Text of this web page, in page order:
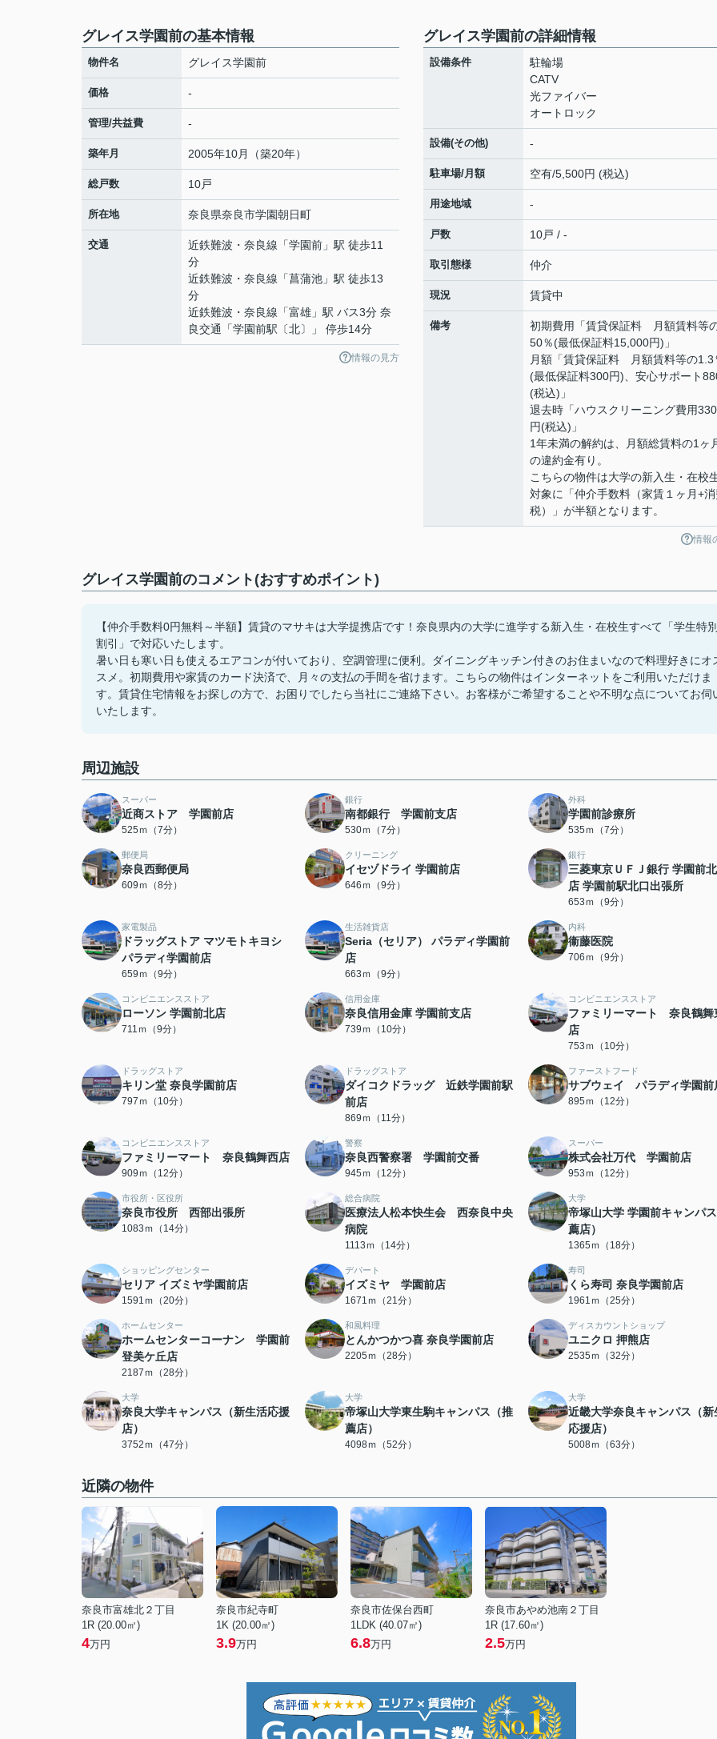
グレイス学園前の基本情報
物件名 グレイス学園前
価格 -
管理/共益費 -
築年月 2005年10月（築20年）
総戸数 10戸
所在地 奈良県奈良市学園朝日町
交通 近鉄難波・奈良線 「学園前 」駅 徒歩11
分
近鉄難波・奈良線 「菖蒲池 」駅 徒歩13
分
近鉄難波・奈良線 「富雄 」駅 バス3分 奈
良交通「学園前駅〔北〕」 停歩14分
情報の見方
グレイス学園前の詳細情報
設備条件
駐輪場
CATV
光ファイバー
オートロック
設備(その他) -
駐車場/月額 空有/5,500円 (税込)
用途地域 -
戸数 10戸 / -
取引態様 仲介
現況 賃貸中
備考
初期費用「賃貸保証料 月額賃料等
50％(最低保証料15,000円)」
月額「賃貸保証料 月額賃料等の1.3
(最低保証料300円)、安心サポート
(税込)」
退去時「ハウスクリーニング費用
円(税込)」
1年未満の解約は、月額総賃料の1ヶ
の違約金有り。
こちらの物件は大学の新入生・在校
対象に「仲介手数料（家賃１ヶ月+
税）」が半額となります。
情報
グレイス学園前のコメント(おすすめポイント)
【仲介手数料0円無料～半額】賃貸のマサキは大学提携店です！奈良県内の大学に進学する新入生・在校生すべて「学生特
割引」で対応いたします。
暑い日も寒い日も使えるエアコンが付いており、空調管理に便利。ダイニングキッチン付きのお住まいなので料理好きにオ
スメ。初期費用や家賃のカード決済で、月々の支払の手間を省けます。こちらの物件はインターネットをご利用いただけま
す。賃貸住宅情報をお探しの方で、お困りでしたら当社にご連絡下さい。お客様がご希望することや不明な点についてお伺
いたします。
周辺施設
スーパー
近商ストア 学園前店
525ｍ（7分）
銀行
南都銀行 学園前支店
530ｍ（7分）
外科
学園前診療所
535ｍ（7分）
郵便局
奈良西郵便局
609ｍ（8分）
クリーニング
イセヅドライ 学園前店
646ｍ（9分）
銀行
三菱東京ＵＦＪ銀行 学園前
店 学園前駅北口出張所
653ｍ（9分）
家電製品
ドラッグストア マツモトキヨシ
パラディ学園前店
659ｍ（9分）
生活雑貨店
Seria（セリア） パラディ学園前
店
663ｍ（9分）
内科
衞藤医院
706ｍ（9分）
コンビニエンスストア
ローソン 学園前北店
711ｍ（9分）
信用金庫
奈良信用金庫 学園前支店
739ｍ（10分）
コンビニエンスストア
ファミリーマート 奈良鶴舞
店
753ｍ（10分）
ドラッグストア
キリン堂 奈良学園前店
797ｍ（10分）
ドラッグストア
ダイコクドラッグ 近鉄学園前駅
前店
869ｍ（11分）
ファーストフード
サブウェイ パラディ学園前
895ｍ（12分）
コンビニエンスストア
ファミリーマート 奈良鶴舞西店
909ｍ（12分）
警察
奈良西警察署 学園前交番
945ｍ（12分）
スーパー
株式会社万代 学園前店
953ｍ（12分）
市役所・区役所
奈良市役所 西部出張所
1083ｍ（14分）
総合病院
医療法人松本快生会 西奈良中央
病院
1113ｍ（14分）
大学
帝塚山大学 学園前キャンパ
薦店）
1365ｍ（18分）
ショッピングセンター
セリア イズミヤ学園前店
1591ｍ（20分）
デパート
イズミヤ 学園前店
1671ｍ（21分）
寿司
くら寿司 奈良学園前店
1961ｍ（25分）
ホームセンター
ホームセンターコーナン 学園前
登美ケ丘店
2187ｍ（28分）
和風料理
とんかつかつ喜 奈良学園前店
2205ｍ（28分）
ディスカウントショップ
ユニクロ 押熊店
2535ｍ（32分）
大学
奈良大学キャンパス（新生活応援
店）
3752ｍ（47分）
大学
帝塚山大学東生駒キャンパス（推
薦店）
4098ｍ（52分）
大学
近畿大学奈良キャンパス（新
応援店）
5008ｍ（63分）
近隣の物件
奈良市富雄北２丁目
1R (20.00㎡)
4万円
奈良市紀寺町
1K (20.00㎡)
3.9万円
奈良市佐保台西町
1LDK (40.07㎡)
6.8万円
奈良市あやめ池南２丁目
1R (17.60㎡)
2.5万円